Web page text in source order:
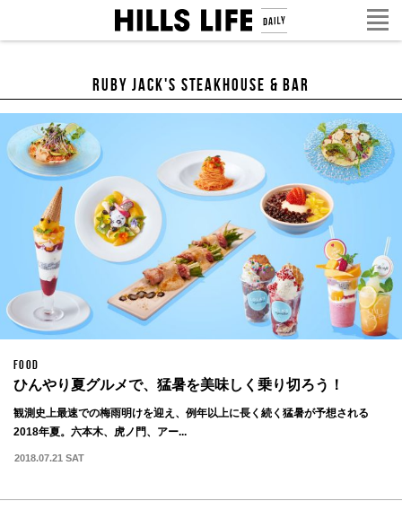
RUBY JACK'S Steakhouse & Bar
FOOD
ひんやり夏グルメで、猛暑を美味しく乗り切ろう！
観測史上最速での梅雨明けを迎え、例年以上に長く続く猛暑が予想される
2018年夏。六本木、虎ノ門、アー...
2018.07.21 SAT